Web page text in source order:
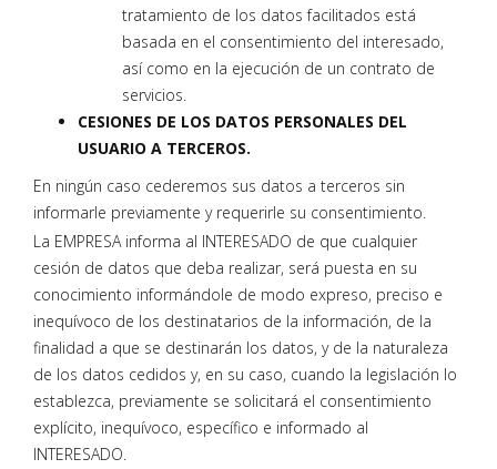
tratamiento de los datos facilitados está
basada en el consentimiento del interesado,
así como en la ejecución de un contrato de
servicios.
CESIONES DE LOS DATOS PERSONALES DEL
USUARIO A TERCEROS.
En ningún caso cederemos sus datos a terceros sin
informarle previamente y requerirle su consentimiento.
La EMPRESA informa al INTERESADO de que cualquier
cesión de datos que deba realizar, será puesta en su
conocimiento informándole de modo expreso, preciso e
inequívoco de los destinatarios de la información, de la
finalidad a que se destinarán los datos, y de la naturaleza
de los datos cedidos y, en su caso, cuando la legislación lo
establezca, previamente se solicitará el consentimiento
explícito, inequívoco, específico e informado al
INTERESADO.